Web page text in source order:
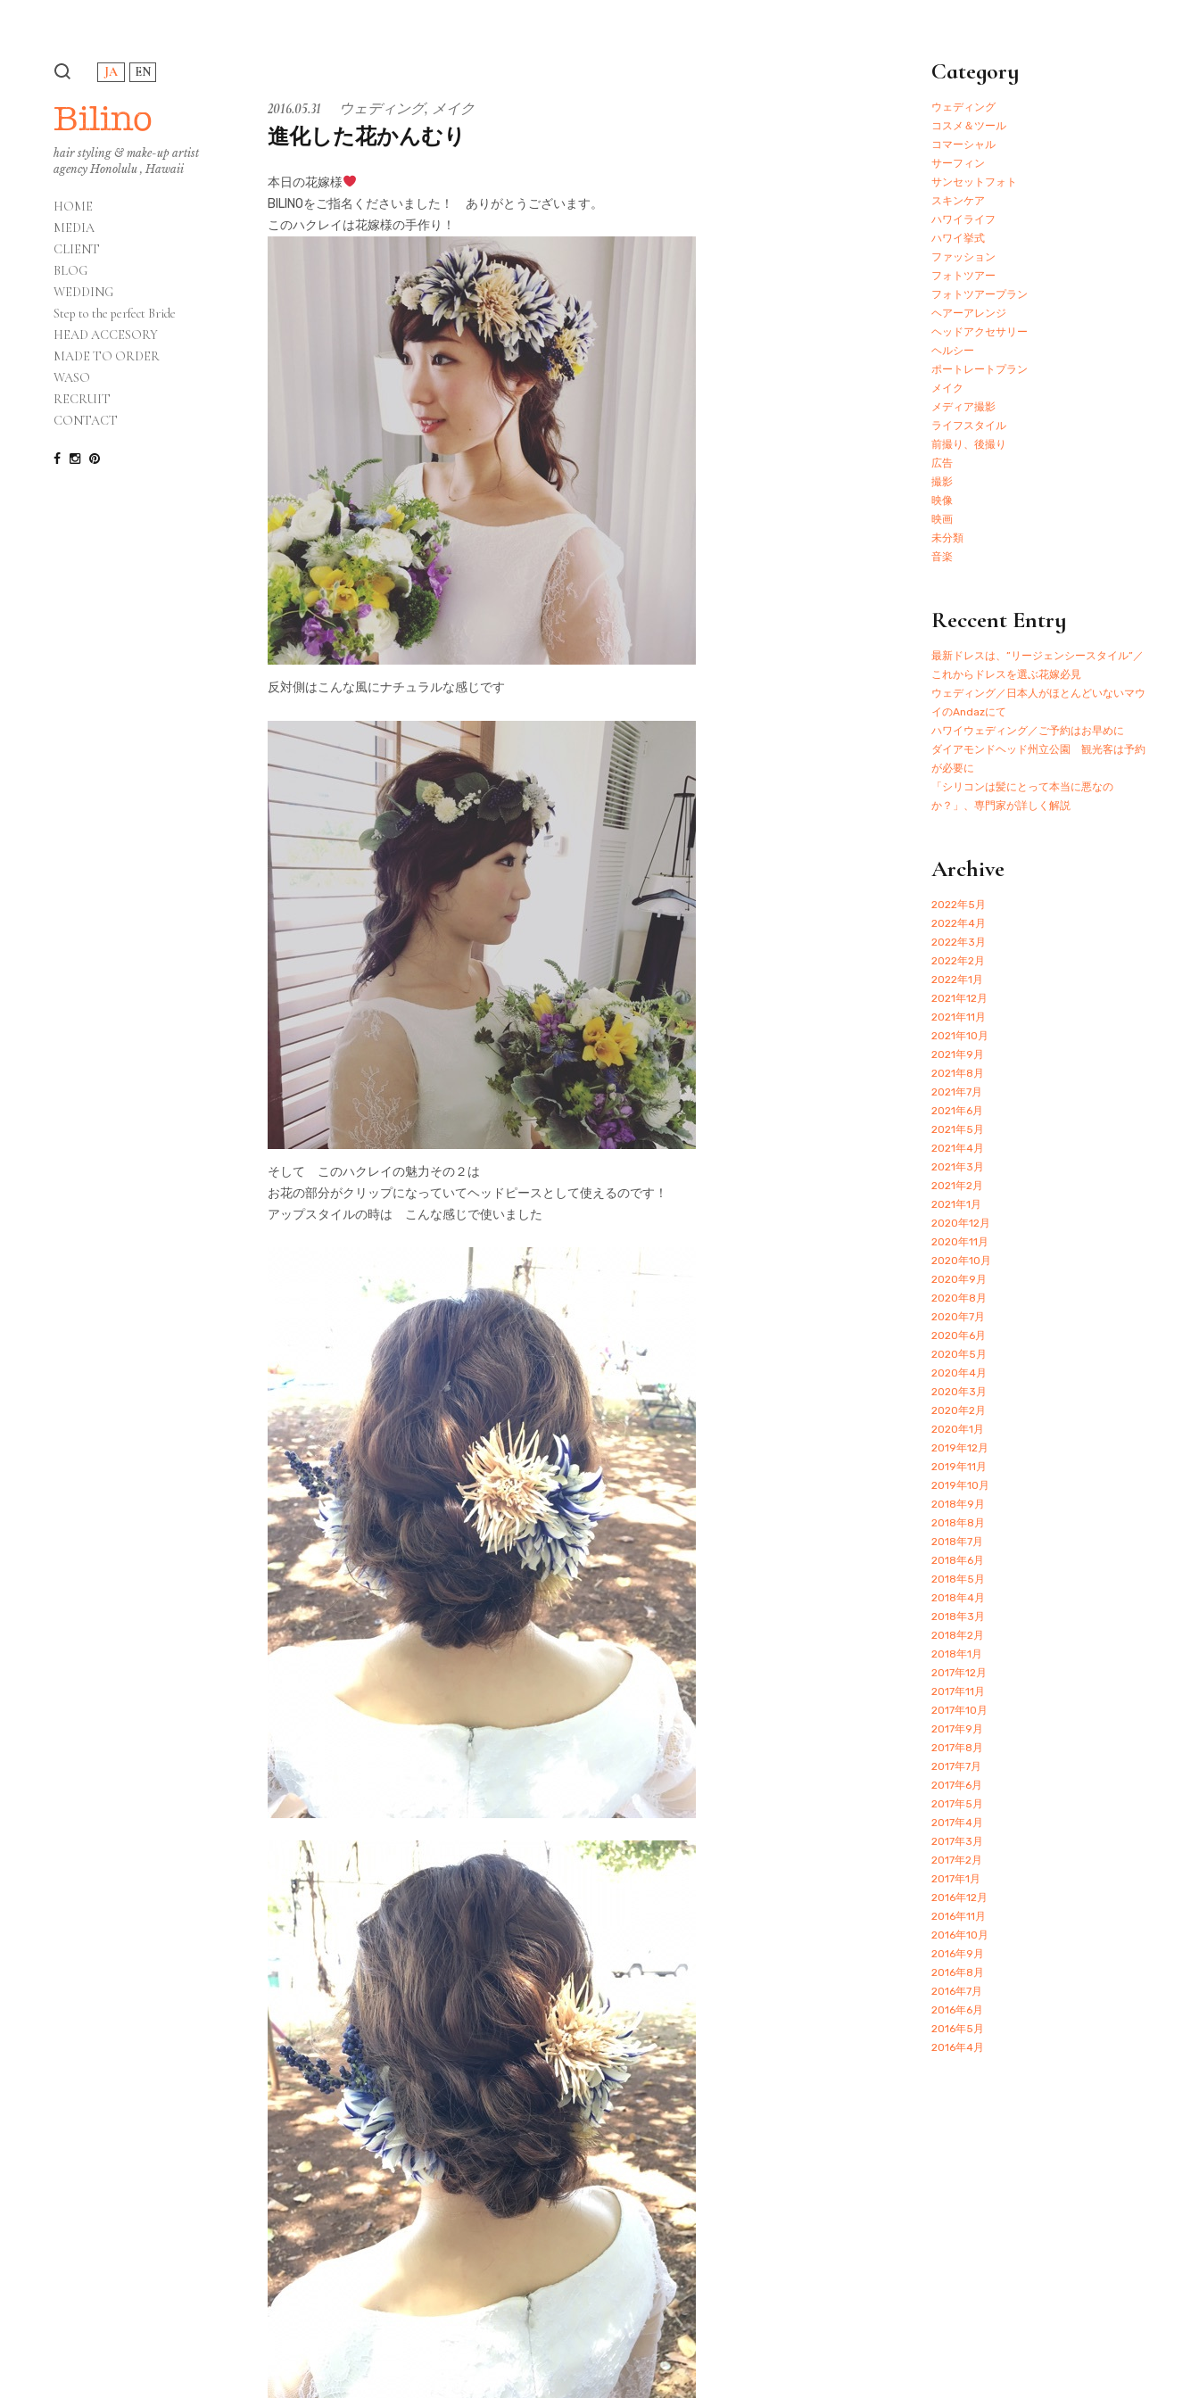
EN
JA
Bilino
hair styling & make-up artist
agency Honolulu , Hawaii
HOME
MEDIA
CLIENT
BLOG
WEDDING
Step to the perfect Bride
HEAD ACCESORY
MADE TO ORDER
WASO
RECRUIT
CONTACT
2016.05.31 ウェディング, メイク
進化した花かんむり
本日の花嫁様
BILINOをご指名くださいました！ ありがとうございます。
このハクレイは花嫁様の手作り！
反対側はこんな風にナチュラルな感じです
そして このハクレイの魅力その２は
お花の部分がクリップになっていてヘッドピースとして使えるのです！
アップスタイルの時は こんな感じで使いました
Category
ウェディング
コスメ＆ツール
コマーシャル
サーフィン
サンセットフォト
スキンケア
ハワイライフ
ハワイ挙式
ファッション
フォトツアー
フォトツアープラン
ヘアーアレンジ
ヘッドアクセサリー
ヘルシー
ポートレートプラン
メイク
メディア撮影
ライフスタイル
前撮り、後撮り
広告
撮影
映像
映画
未分類
音楽
Reccent Entry
最新ドレスは、”リージェンシースタイル”／
これからドレスを選ぶ花嫁必見
ウェディング／日本人がほとんどいないマウ
イのAndazにて
ハワイウェディング／ご予約はお早めに
ダイアモンドヘッド州立公園 観光客は予約
が必要に
「シリコンは髪にとって本当に悪なの
か？」、専門家が詳しく解説
Archive
2022年5月
2022年4月
2022年3月
2022年2月
2022年1月
2021年12月
2021年11月
2021年10月
2021年9月
2021年8月
2021年7月
2021年6月
2021年5月
2021年4月
2021年3月
2021年2月
2021年1月
2020年12月
2020年11月
2020年10月
2020年9月
2020年8月
2020年7月
2020年6月
2020年5月
2020年4月
2020年3月
2020年2月
2020年1月
2019年12月
2019年11月
2019年10月
2018年9月
2018年8月
2018年7月
2018年6月
2018年5月
2018年4月
2018年3月
2018年2月
2018年1月
2017年12月
2017年11月
2017年10月
2017年9月
2017年8月
2017年7月
2017年6月
2017年5月
2017年4月
2017年3月
2017年2月
2017年1月
2016年12月
2016年11月
2016年10月
2016年9月
2016年8月
2016年7月
2016年6月
2016年5月
2016年4月